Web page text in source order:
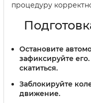
процедуру
Остановите
зафиксируйте
скатиться.
Заблокируйте
движение.